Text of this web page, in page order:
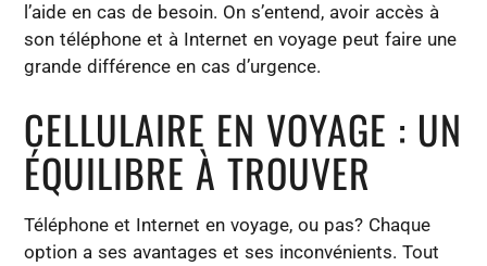
l’aide en cas de besoin. On s’entend, avoir accès à
son téléphone et à Internet en voyage peut faire une
grande différence en cas d’urgence.
CELLULAIRE EN VOYAGE : UN
ÉQUILIBRE À TROUVER
Téléphone et Internet en voyage, ou pas? Chaque
option a ses avantages et ses inconvénients. Tout